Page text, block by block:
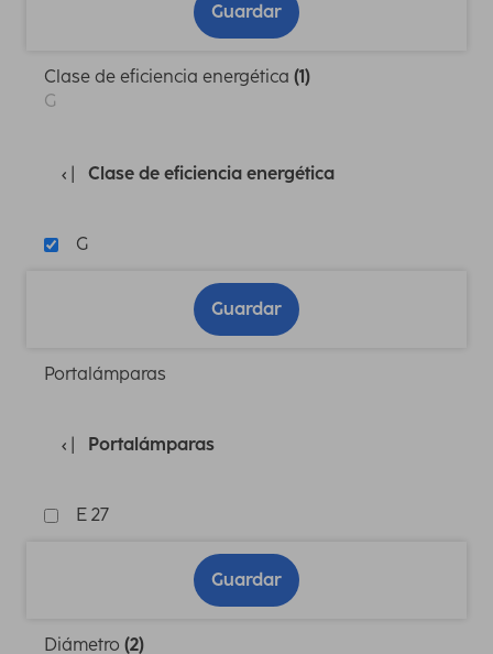
Guardar
Clase de eficiencia energética (1)
G
Clase de eficiencia energética
G
Guardar
Portalámparas
Portalámparas
E 27
Guardar
Diámetro (2)